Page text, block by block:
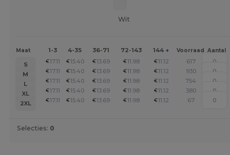
Wit
Maat 1-3 4-35 36-71 72-143 144 + Voorraad Aantal
S €17.11 €15.40 €13.69 €11.98 €11.12
617
M
€17.11 €15.40 €13.69 €11.98 €11.12
930
L
€17.11 €15.40 €13.69 €11.98 €11.12
754
XL
€17.11 €15.40 €13.69 €11.98 €11.12
380
2XL
€17.11 €15.40 €13.69 €11.98 €11.12 67
Selecties: 0